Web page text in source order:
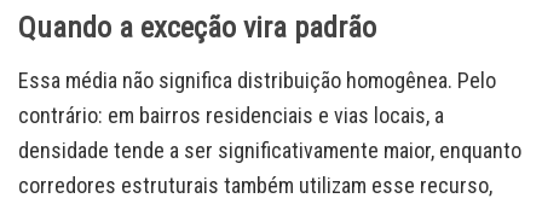
Quando a exceção vira padrão
Essa média não significa distribuição homogênea. Pelo
contrário: em bairros residenciais e vias locais, a
densidade tende a ser significativamente maior, enquanto
corredores estruturais também utilizam esse recurso,